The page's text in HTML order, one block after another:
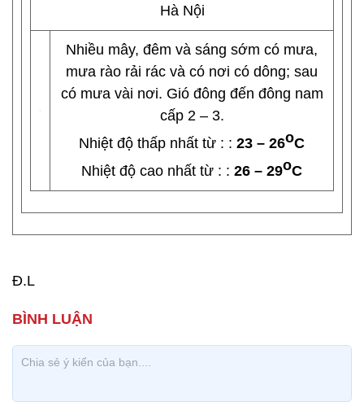
Hà Nội
Nhiều mây, đêm và sáng sớm có mưa,
mưa rào rải rác và có nơi có dông; sau
có mưa vài nơi. Gió đông đến đông nam
cấp 2 – 3.
Nhiệt độ thấp nhất từ : : 23 – 26oC
Nhiệt độ cao nhất từ : : 26 – 29oC
Đ.L